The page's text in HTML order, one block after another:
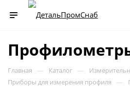
Главная — Каталог —
Приборы для измерения профиля —